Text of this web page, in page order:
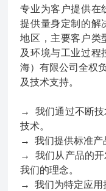
专业为客户提供在
提供量身定制的解
地区，主要客户类
及环境与工业过程
海）有限公司全权
及技术支持。
→ 我们通过不断技
技术。
→ 我们提供标准产
→ 我们从产品的开
我们的理念。
→ 我们为特定应用